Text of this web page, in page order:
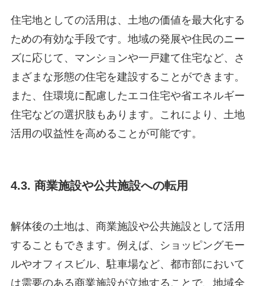
住宅地としての活用は、土地の価値を最大化する
ための有効な手段です。地域の発展や住民のニー
ズに応じて、マンションや一戸建て住宅など、さ
まざまな形態の住宅を建設することができます。
また、住環境に配慮したエコ住宅や省エネルギー
住宅などの選択肢もあります。これにより、土地
活用の収益性を高めることが可能です。
4.3. 商業施設や公共施設への転用
解体後の土地は、商業施設や公共施設として活用
することもできます。例えば、ショッピングモー
ルやオフィスビル、駐車場など、都市部において
は需要のある商業施設が立地することで、地域全